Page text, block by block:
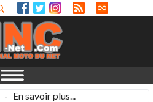
- En savoir plus...